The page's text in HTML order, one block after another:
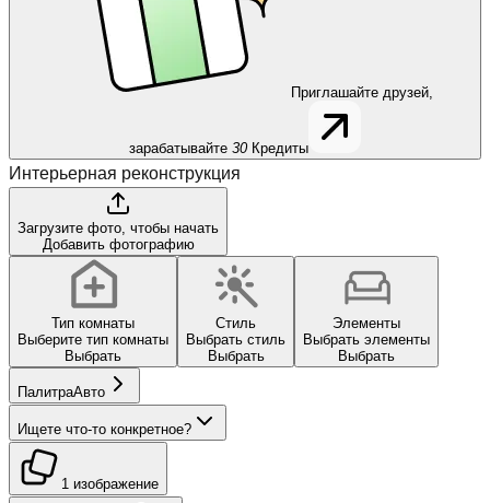
Приглашайте друзей,
зарабатывайте 30 Кредиты
Интерьерная реконструкция
Загрузите фото, чтобы начать
Добавить фотографию
Тип комнаты
Выберите тип комнаты
Выбрать
Стиль
Выбрать стиль
Выбрать
Элементы
Выбрать элементы
Выбрать
ПалитраАвто
Ищете что-то конкретное?
1 изображение